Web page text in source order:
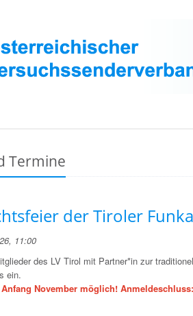
Termine
der Tiroler
11:00
des LV Tirol mit Partner*in zur
ein.
November möglich!